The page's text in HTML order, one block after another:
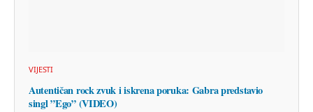
VIJESTI
Autentičan rock zvuk i iskrena poruka: Gabra predstavio
singl ”Ego” (VIDEO)